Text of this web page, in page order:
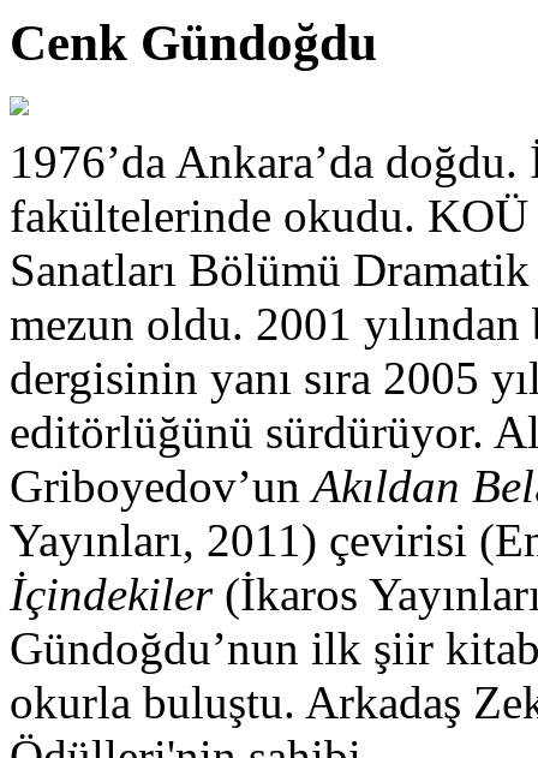
Cenk Gündoğdu
1976’da Ankara’da
fakültelerinde okudu. KOÜ
Sanatları Bölümü Dramatik
mezun oldu. 2001
dergisinin yanı sıra 2005
editörlüğünü sürdürüyor.
Griboyedov’unAkıldan Bel
Yayınları, 2011) çevirisi
İçindekiler(İkaros
Gündoğdu’nun ilk şiir
okurla buluştu. Arkadaş